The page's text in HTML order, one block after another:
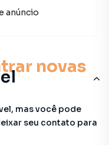
novas
mas você pode
seu contato para
anúncio